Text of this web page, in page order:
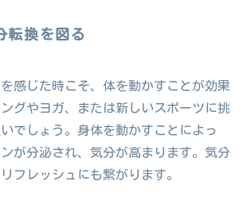
転換を図る
感じた時こそ、体を動かすことが効果
グやヨガ、または新しいスポーツに挑
でしょう。身体を動かすことによっ
が分泌され、気分が高まります。気分
フレッシュにも繋がります。